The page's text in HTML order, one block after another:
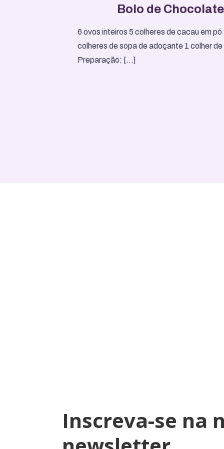
Bolo de
6 ovos inteiros 5 colheres de cacau em
colheres de sopa de adoçante 1 colher
Preparação: […]
Inscreva-se na